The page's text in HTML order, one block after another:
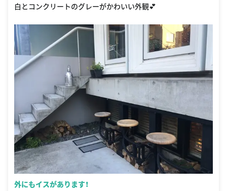
白とコンクリートのグレーがかわいい外観💕
外にもイスがあります！